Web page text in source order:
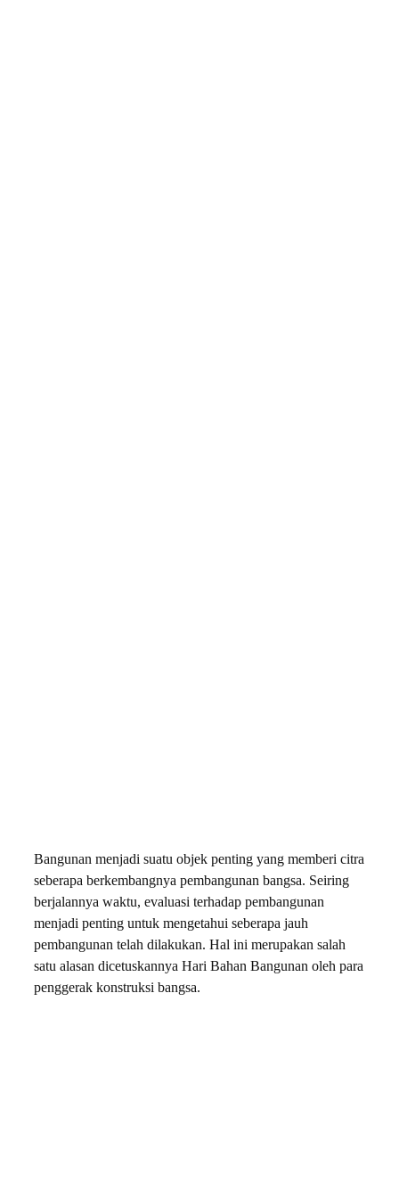
Bangunan menjadi suatu objek penting yang memberi citra
seberapa berkembangnya pembangunan bangsa. Seiring
berjalannya waktu, evaluasi terhadap pembangunan
menjadi penting untuk mengetahui seberapa jauh
pembangunan telah dilakukan. Hal ini merupakan salah
satu alasan dicetuskannya Hari Bahan Bangunan oleh para
penggerak konstruksi bangsa.